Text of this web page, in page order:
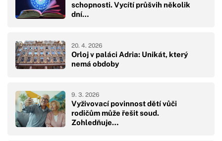
schopnosti. Vycítí průšvih několik
dní…
Orloj v paláci Adria: Unikát, který
nemá obdoby
20. 4. 2026
Vyživovací povinnost dětí vůči
rodičům může řešit soud.
Zohledňuje…
9. 3. 2026